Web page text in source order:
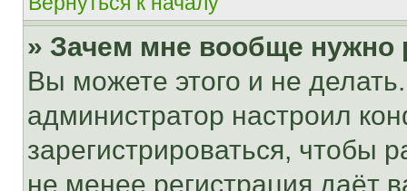
» Зачем мне вообще нужно
Вы можете этого и не
администратор настроил
зарегистрироваться, чтобы
не менее регистрация даёт